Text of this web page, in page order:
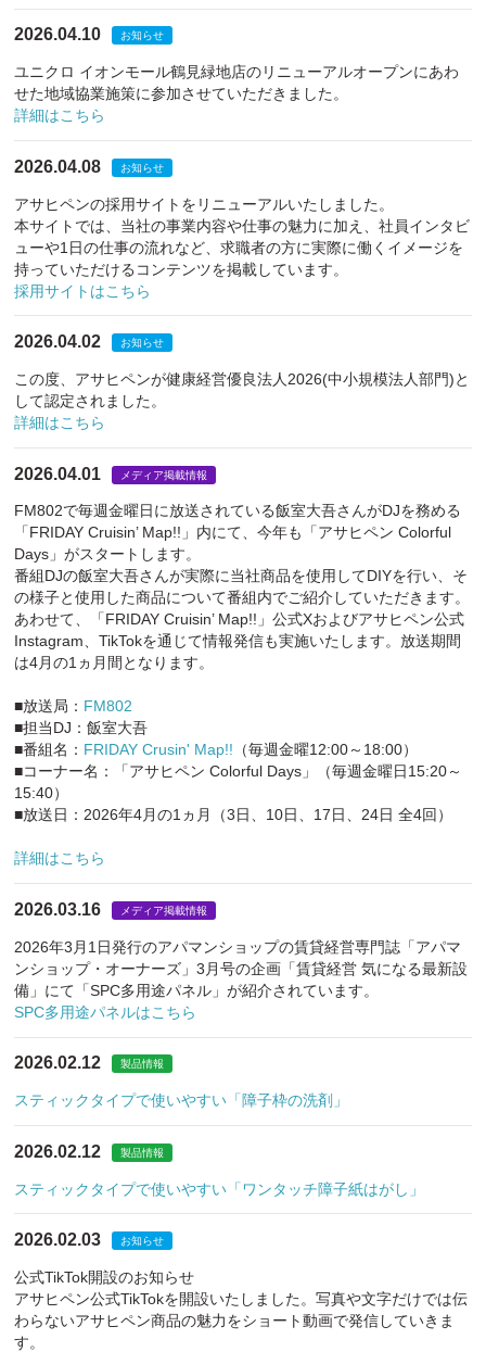
2026.04.10 お知らせ
ユニクロ イオンモール鶴見緑地店のリニューアルオープンにあわ
せた地域協業施策に参加させていただきました。
詳細はこちら
2026.04.08 お知らせ
アサヒペンの採用サイトをリニューアルいたしました。
本サイトでは、当社の事業内容や仕事の魅力に加え、社員インタビ
ューや1日の仕事の流れなど、求職者の方に実際に働くイメージを
持っていただけるコンテンツを掲載しています。
採用サイトはこちら
2026.04.02 お知らせ
この度、アサヒペンが健康経営優良法人2026(中小規模法人部門)と
して認定されました。
詳細はこちら
2026.04.01 メディア掲載情報
FM802で毎週金曜日に放送されている飯室大吾さんがDJを務める
「FRIDAY Cruisin’ Map!!」内にて、今年も「アサヒペン Colorful
Days」がスタートします。
番組DJの飯室大吾さんが実際に当社商品を使用してDIYを行い、そ
の様子と使用した商品について番組内でご紹介していただきます。
あわせて、「FRIDAY Cruisin’ Map!!」公式Xおよびアサヒペン公式
Instagram、TikTokを通じて情報発信も実施いたします。放送期間
は4月の1ヵ月間となります。
■放送局： FM802
■担当DJ：飯室大吾
■番組名： FRIDAY Crusin' Map!! （毎週金曜12:00～18:00）
■コーナー名：「アサヒペン Colorful Days」（毎週金曜日15:20～
15:40）
■放送日：2026年4月の1ヵ月（3日、10日、17日、24日 全4回）
詳細はこちら
2026.03.16 メディア掲載情報
2026年3月1日発行のアパマンショップの賃貸経営専門誌「アパマ
ンショップ・オーナーズ」3月号の企画「賃貸経営 気になる最新設
備」にて「SPC多用途パネル」が紹介されています。
SPC多用途パネルはこちら
2026.02.12 製品情報
スティックタイプで使いやすい「障子枠の洗剤」
2026.02.12 製品情報
スティックタイプで使いやすい「ワンタッチ障子紙はがし」
2026.02.03 お知らせ
公式TikTok開設のお知らせ
アサヒペン公式TikTokを開設いたしました。写真や文字だけでは伝
わらないアサヒペン商品の魅力をショート動画で発信していきま
す。